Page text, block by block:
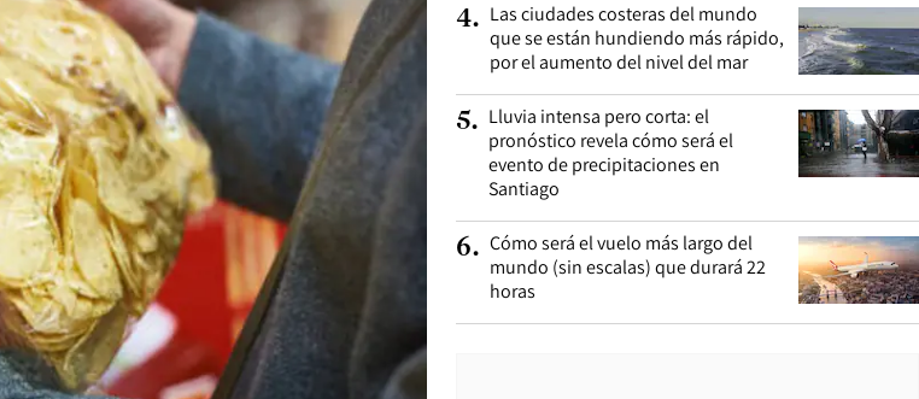
4. Las ciudades costeras del mundo
que se están hundiendo más rápido,
por el aumento del nivel del mar
5. Lluvia intensa pero corta: el
pronóstico revela cómo será el
evento de precipitaciones en
Santiago
6. Cómo será el vuelo más largo del
mundo (sin escalas) que durará 22
horas